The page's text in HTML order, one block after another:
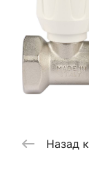
Назад